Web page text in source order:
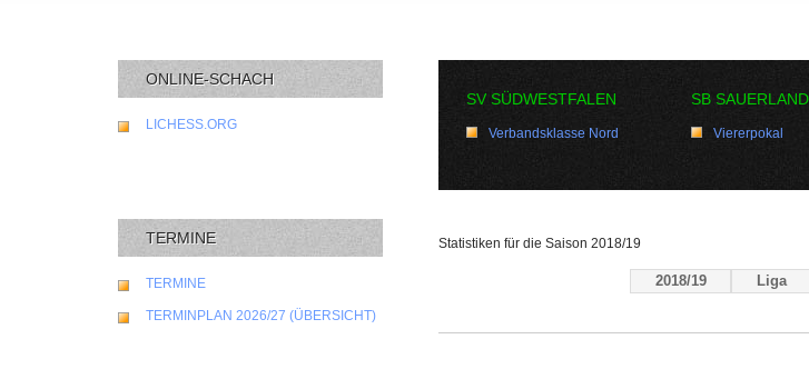
ONLINE-SCHACH
LICHESS.ORG
TERMINE
TERMINE
TERMINPLAN 2026/27 (ÜBERSICHT)
SV SÜDWESTFALEN
Verbandsklasse Nord
SB SAUERLAND
Viererpokal
Statistiken für die Saison 2018/19
2018/19 Liga